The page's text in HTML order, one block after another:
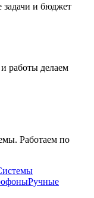
задачи и бюджет
работы делаем
Работаем по
Ручные